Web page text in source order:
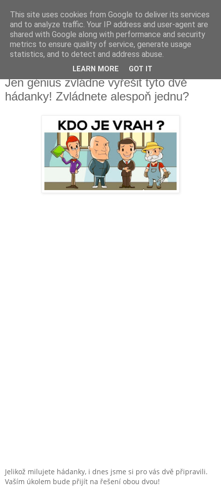
Fakečlánky
Věř všemu co tady vidíš.
pondělí 25. června 2018
Jen génius zvládne vyřešit tyto dvě
hádanky! Zvládnete alespoň jednu?
Jelikož milujete hádanky, i dnes jsme si pro vás dvě připravili.
Vaším úkolem bude přijít na řešení obou dvou!
This site uses cookies from Google to deliver its services
and to analyze traffic. Your IP address and user-agent are
shared with Google along with performance and security
metrics to ensure quality of service, generate usage
statistics, and to detect and address abuse.
LEARN MORE GOT IT